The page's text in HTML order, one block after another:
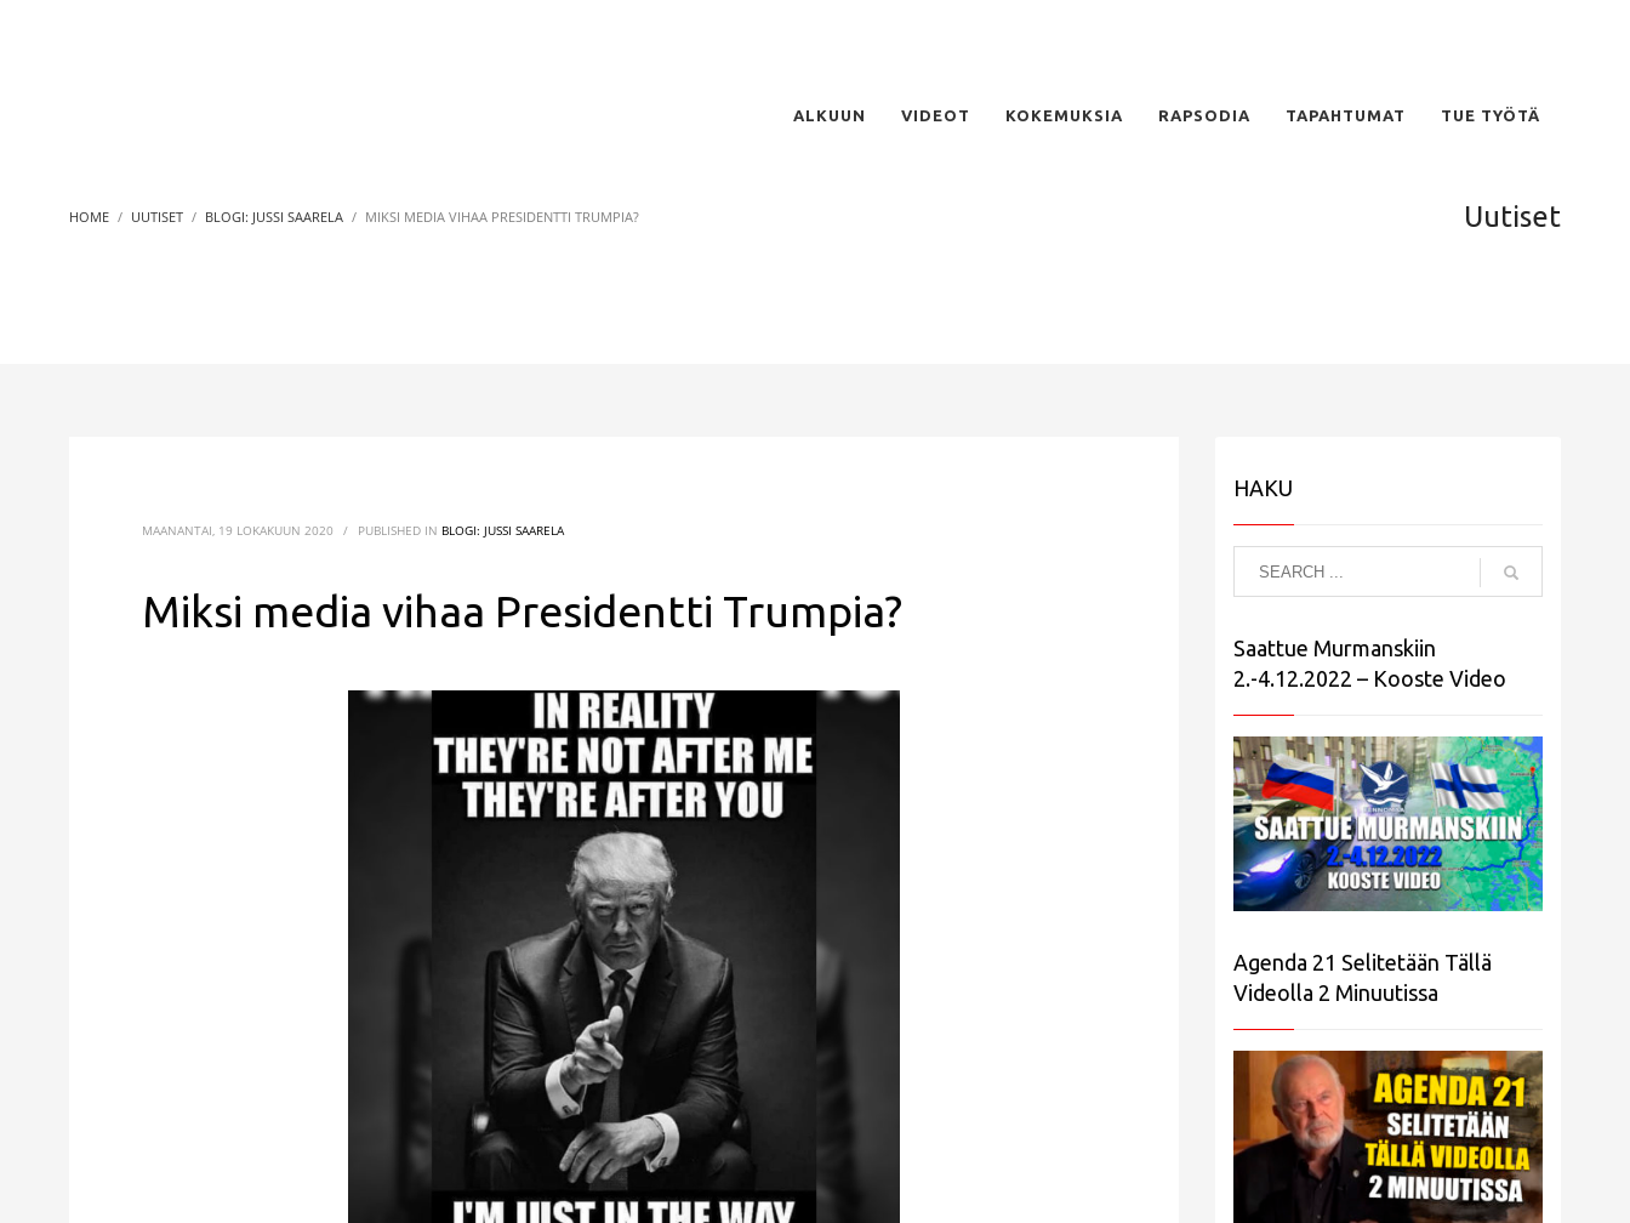
ALKUUN VIDEOT KOKEMUKSIA RAPSODIA TAPAHTUMAT TUE TYÖTÄ
HOME UUTISET BLOGI: JUSSI SAARELA MIKSI MEDIA VIHAA PRESIDENTTI TRUMPIA? Uutiset
MAANANTAI, 19 LOKAKUUN 2020 / PUBLISHED IN BLOGI: JUSSI SAARELA
Miksi media vihaa Presidentti Trumpia?
HAKU
Saattue Murmanskiin
2.-4.12.2022 – Kooste Video
Agenda 21 Selitetään Tällä
Videolla 2 Minuutissa